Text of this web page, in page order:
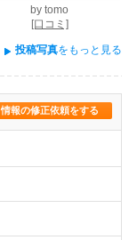
by tomo
[口コミ]
投稿写真をもっと見る
情報の修正依頼をする